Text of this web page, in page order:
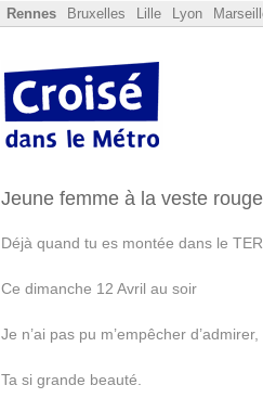
Rennes Bruxelles Lille Lyon
Jeune femme à la veste
Déjà quand tu es montée dans le TER
Ce dimanche 12 Avril au soir
Je n’ai pas pu m’empêcher d’admirer,
Ta si grande beauté.